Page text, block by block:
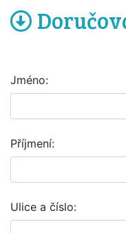
Jméno:
Příjmení:
Ulice a číslo: